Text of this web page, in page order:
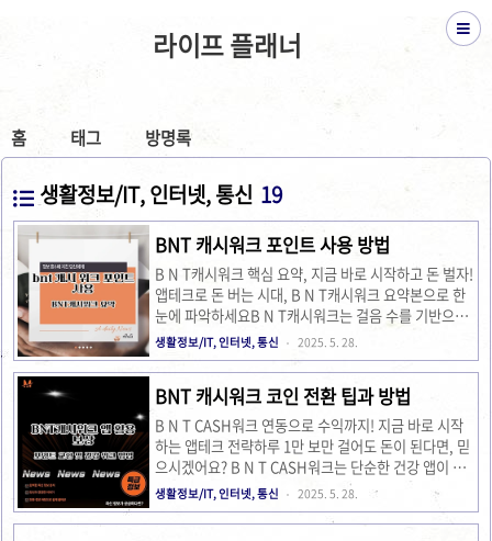
라이프 플래너
홈 태그 방명록
생활정보/IT, 인터넷, 통신 19
BNT 캐시워크 포인트 사용 방법
B N T캐시워크 핵심 요약, 지금 바로 시작하고 돈 벌자!
앱테크로 돈 버는 시대, B N T캐시워크 요약본으로 한
눈에 파악하세요B N T캐시워크는 걸음 수를 기반으로
수익을 얻는 앱테크 서비스로, 요약본을 통해 핵심 기능
과 B N T 코인 현금화 방법을 빠르게 습득할 수 있습니
다. 요즘 사람들, 걸으면서 돈 버는 앱 찾고 계시죠? 하
지만 기능이 너무 많아 헷갈리거나 어디서부터 시작해
야 할지 막막한 분도 많습니다. 그래서 준비했습니다.
바로 B N T캐시워크 핵심 요약본! 이 PDF 하나면 초보
자도 바로 수익 창출이 가능합니다. 설치부터 B N T 코
인 전환까지, 어렵지 않게 정리했으니 누구든지 따라 할
수 있어요. 요약본은 다음과 같은 분들에게 꼭 필요합니
다.앱테크 초보지만 수익을 빨리 만들고 싶은 분..
생활정보/IT, 인터넷, 통신 2025. 5. 28.
BNT 캐시워크 코인 전환 팁과 방법
B N T CASH워크 연동으로 수익까지! 지금 바로 시작
하는 앱테크 전략하루 1만 보만 걸어도 돈이 된다면, 믿
으시겠어요? B N T CASH워크는 단순한 건강 앱이 아
니라, 실질적인 수익을 창출할 수 있는 앱테크의 대표주
자입니다. 특히 CASH를 B N T coin으로 전환하고 현
금화하는 과정을 알면 누구나 스마트한 수익관리를 시
생활정보/IT, 인터넷, 통신 2025. 5. 28.